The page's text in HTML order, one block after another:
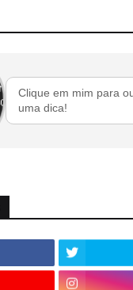
Clique em mim para
uma dica!